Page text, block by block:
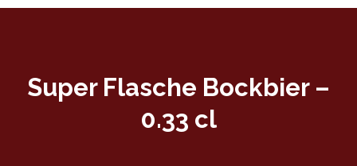
Super Flasche Bockbier –
0.33 cl